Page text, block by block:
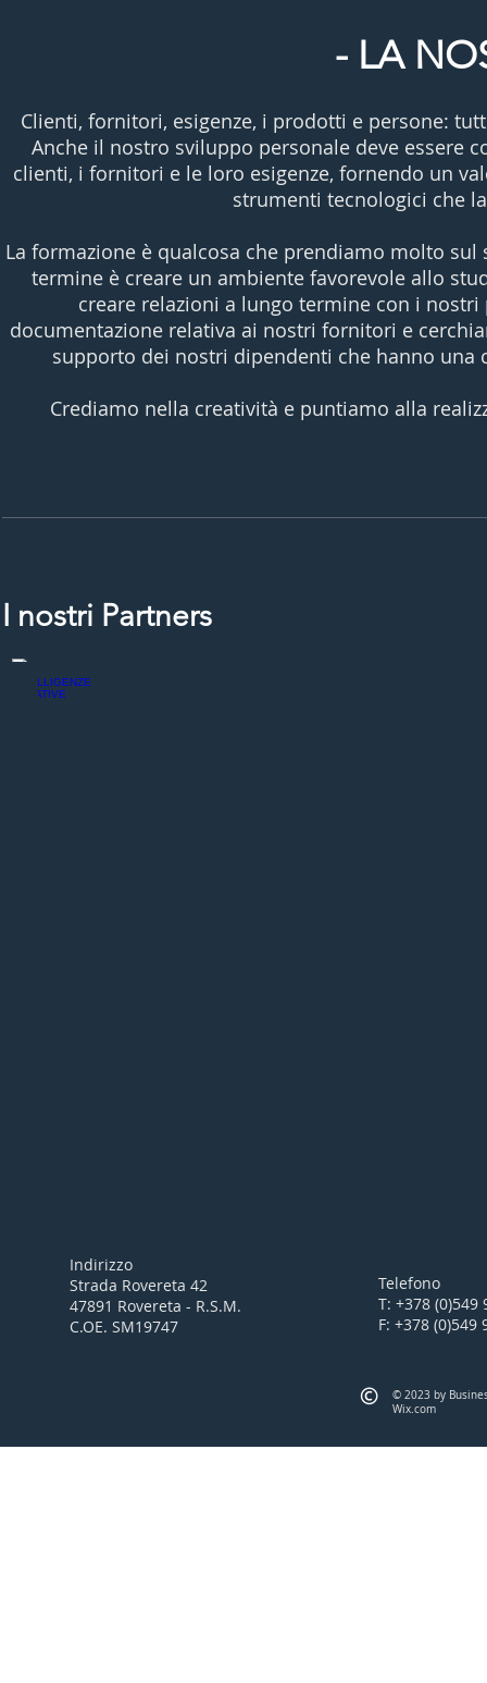
- LA
Clienti, fornitori, esigenze, i prodotti e persone:
Anche il nostro sviluppo personale deve essere
clienti, i fornitori e le loro esigenze, fornendo un
strumenti tecnologici che
La formazione è qualcosa che prendiamo molto
termine è creare un ambiente favorevole allo
creare relazioni a lungo termine con i
documentazione relativa ai nostri fornitori e
supporto dei nostri dipendenti che hanno
Crediamo nella creatività e puntiamo alla
I nostri Partners
INTELLIGENZE CREATIVE
Indirizzo
Strada Rovereta 42
47891 Rovereta - R.S.M.
C.OE. SM19747
Telefono
T: +378 (0)549
F: +378 (0)549
© 2023 by
Wix.com